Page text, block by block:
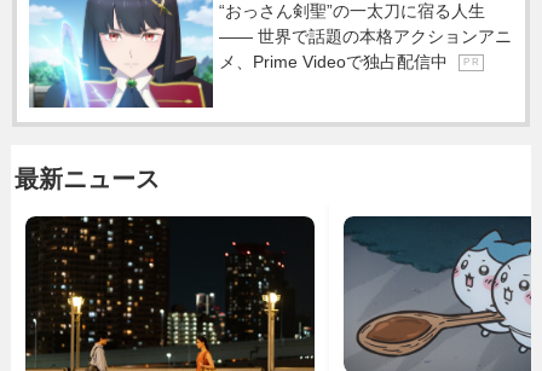
“おっさん剣聖”の一太刀に宿る人生
―― 世界で話題の本格アクションアニ
メ、Prime Videoで独占配信中
P R
最新ニュース